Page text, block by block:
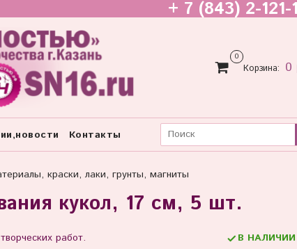
+ 7 (843) 2-121-
0
Корзина: 0
Контакты
краски, лаки, грунты, магниты
кукол, 17 см, 5 шт.
работ. В НАЛИЧИИ